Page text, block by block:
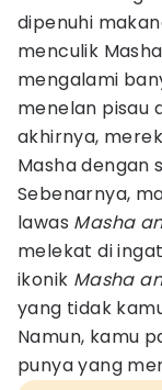
dipenuhi
menculik
mengalami
menelan pisau
akhirnya,
Masha dengan
Sebenarnya,
lawas Masha
melekat di
ikonik Masha
yang tidak
Namun, kamu
punya yang